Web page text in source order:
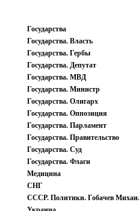
Государства
Государства. Власть
Государства. Гербы
Государства. Депутат
Государства. МВД
Государства. Министр
Государства. Олигарх
Государства. Оппозиция
Государства. Парламент
Государства. Правительство
Государства. Суд
Государства. Флаги
Медицина
СНГ
СССР. Политики. Гобачев